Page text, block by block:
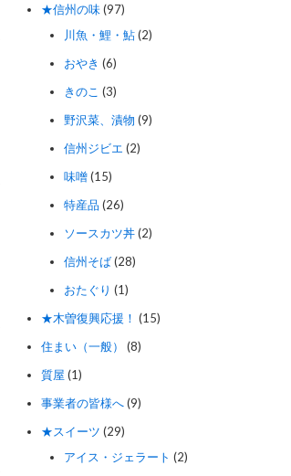
★信州の味(97)
川魚・鯉・鮎(2)
おやき (6)
きのこ (3)
野沢菜、漬物 (9)
信州ジビエ (2)
味噌(15)
特産品 (26)
ソースカツ丼(2)
信州そば(28)
おたぐり (1)
★木曽復興応援！ (15)
住まい（一般）
(8)
質屋 (1)
事業者の皆様へ(9)
★スイーツ (29)
アイス・ジェラート (2)